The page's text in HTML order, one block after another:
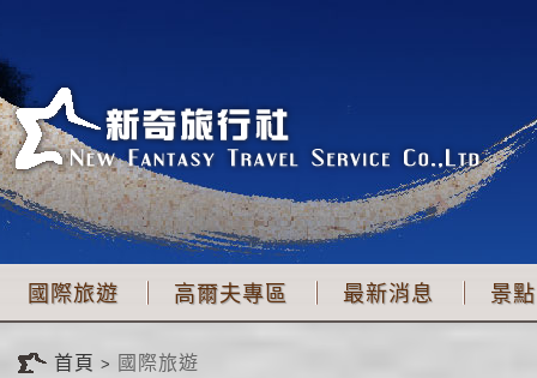
國際旅遊 高爾夫專區 最新消息 景
首頁
國際旅遊